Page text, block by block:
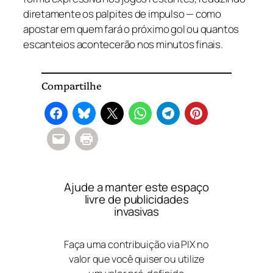
diretamente os palpites de impulso — como
apostar em quem fará o próximo gol ou quantos
escanteios acontecerão nos minutos finais.
Compartilhe
Ajude a manter este espaço
livre de publicidades
invasivas
Faça uma contribuição via PIX no
valor que você quiser ou utilize